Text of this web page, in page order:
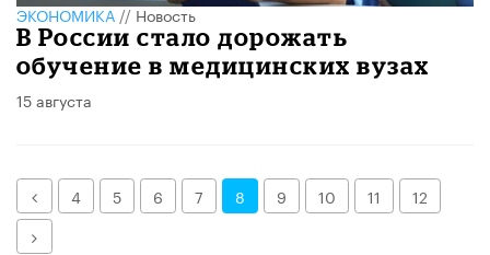
ЭКОНОМИКА//Новость
В России стало дорожать
обучение в медицинских вузах
15 августа
Назад
4 5 6 7 8 9 10 11
12
Далее